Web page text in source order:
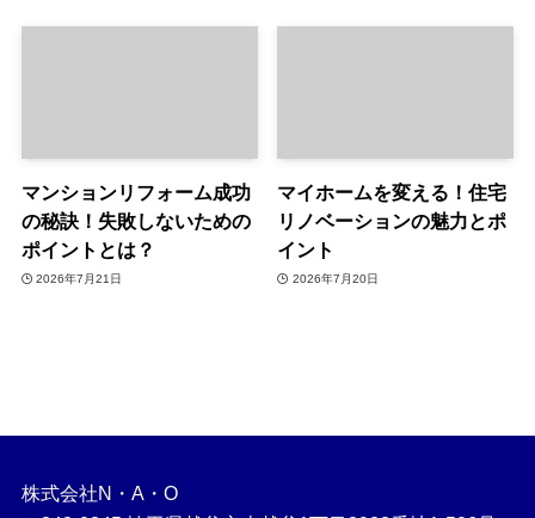
マンションリフォーム成功
の秘訣！失敗しないための
ポイントとは？
2026年7月21日
マイホームを変える！住宅
リノベーションの魅力とポ
イント
2026年7月20日
株式会社N・A・O